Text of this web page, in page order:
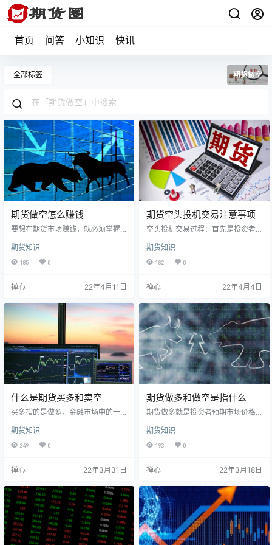
首页 问答 小知识 快讯
全部标签 期货做空
期货做空怎么赚钱
要想在期货市场赚钱，就必须掌握
一种就比较容易赚钱。 期货做空是
怎么赚钱的呢？第一，期货是双向
做多，市场上涨，你就赚了钱。假
卖出开仓期货做空，然后行情下跌
你就赚钱，反正两个方向的行情涨
跌只要你做对方向就赚钱，做错方
向就赔钱。 1、期货做空概念介绍。
若投资者对未来期货市场的走势，
预…
期货知识
185 0
禅心 22年4月11日
期货空头投机交易注意事项
空头投机交易过程：首先是投资者
即先卖出外汇的期货合约；接着就
是待到汇率确实下跌到一定程度
冲之前设立空头地位，最终的目的
头投机通常是外汇期货交易市场上
一种操作，主要是相关交易投机者
对未来外汇期货价格的即将下跌，
所以为了自己的利润不被损失而先
卖后买，希望高价卖出低价买进对
冲的过程。…
期货知识
182 0
禅心 22年4月4日
什么是期货买多和卖空
买多指的是做多，金融市场中的一
者预计未来行情会上涨，买入合约
标的的操作；卖空又称做空，是指
投资者预计未来行情会下跌，将手
进，赚取差价的操作。 期货既可先
冲，因此，国内期货交易实现了做
多、做空双向盈利机制。 就投机者
而言，做多就是估计后市要涨，于
是买入合约，日后价格涨了后，以
高价卖出合约。赚取差额利润；做
空就是估…
期货知识
249 0
禅心 22年3月31日
期货做多和做空是指什么
期货做多就是投资者预期市场价格
约，然后在未来卖出合约获得收益
的操作；期货做空则是投资者预期
市场价格会下跌，以当前价格卖出
得收益的操作。期货市场中不管是
是同时也具有很高的风险。 在我
国，期货不像股票市场只能做多，
期货交易实现了做多、做空双向盈
利机制。 做多就是做多头。做多是
一种金融市场如股票、外汇或期货
等术语：前…
期货知识
193 0
禅心 22年3月18日